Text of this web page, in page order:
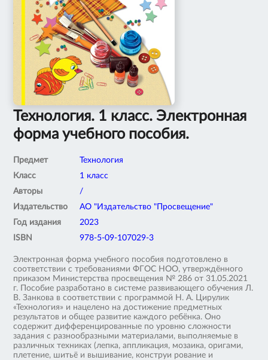
Технология. 1 класс. Электронная
форма учебного пособия.
Предмет
Технология
Класс
1 класс
Авторы
/
Издательство
АО "Издательство "Просвещение"
Год издания
2023
ISBN
978-5-09-107029-3
Электронная форма учебного пособия подготовлено в
соответствии с требованиями ФГОС НОО, утверждённого
приказом Министерства просвещения № 286 от 31.05.2021
г. Пособие разработано в системе развивающего обучения Л.
В. Занкова в соответствии с программой Н. А. Цирулик
«Технология» и нацелено на достижение предметных
результатов и общее развитие каждого ребёнка. Оно
содержит дифференцированные по уровню сложности
задания с разнообразными материалами, выполняемые в
различных техниках (лепка, аппликация, мозаика, оригами,
плетение, шитьё и вышивание, конструи рование и